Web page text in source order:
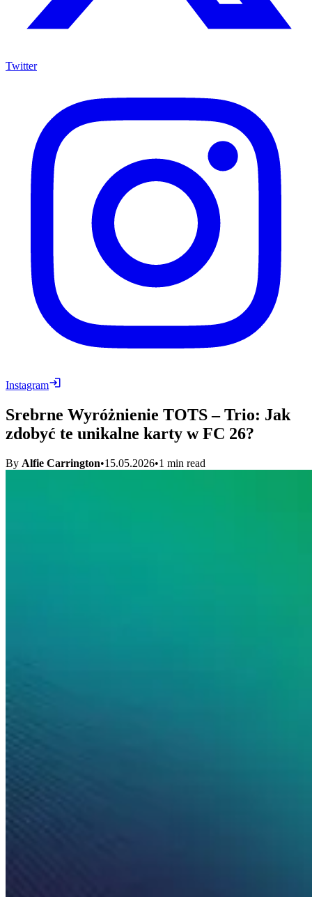
Twitter
Instagram
Srebrne Wyróżnienie TOTS – Trio: Jak
zdobyć te unikalne karty w FC 26?
By Alfie Carrington•15.05.2026•1 min read